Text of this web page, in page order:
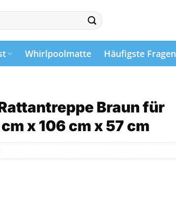
Whirlpoolmatte Häufigste Fragen
Braun für
x 106 cm x 57 cm